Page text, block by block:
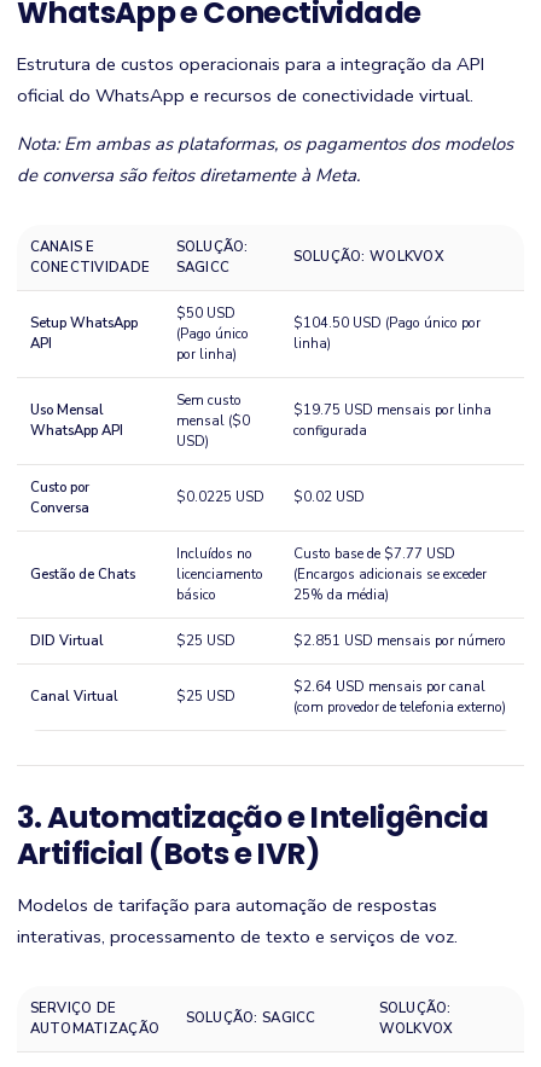
WhatsApp e Conectividade
Estrutura de custos operacionais para a integração da API
oficial do WhatsApp e recursos de conectividade virtual.
Nota: Em ambas as plataformas, os pagamentos dos modelos
de conversa são feitos diretamente à Meta.
CANAIS E
CONECTIVIDADE
SOLUÇÃO:
SAGICC
SOLUÇÃO: WOLKVOX
Setup WhatsApp
API
$50 USD
(Pago único
por linha)
$104.50 USD (Pago único por
linha)
Uso Mensal
WhatsApp API
Sem custo
mensal ($0
USD)
$19.75 USD mensais por linha
configurada
Custo por
Conversa
$0.0225 USD $0.02 USD
Gestão de Chats
Incluídos no
licenciamento
básico
Custo base de $7.77 USD
(Encargos adicionais se exceder
25% da média)
DID Virtual $25 USD $2.851 USD mensais por número
Canal Virtual $25 USD
$2.64 USD mensais por canal
(com provedor de telefonia externo)
3. Automatização e Inteligência
Artificial (Bots e IVR)
Modelos de tarifação para automação de respostas
interativas, processamento de texto e serviços de voz.
SERVIÇO DE
AUTOMATIZAÇÃO
SOLUÇÃO: SAGICC
SOLUÇÃO:
WOLKVOX